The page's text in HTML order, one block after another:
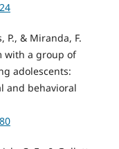
P., & Miranda, F.
with a group of
adolescents:
and behavioral